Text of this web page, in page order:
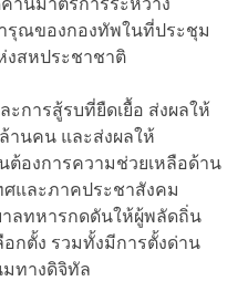
านมาตรการระหว่าง
รุณของกองทัพในที่ประชุม
สหประชาชาติ
การสู้รบที่ยืดเยื้อ ส่งผลให้
านคน และส่งผลให้
องการความช่วยเหลือด้าน
ศและภาคประชาสังคม
าลทหารกดดันให้ผู้พลัดถิ่น
อกตั้ง รวมทั้งมีการตั้งด่าน
มทางดิจิทัล